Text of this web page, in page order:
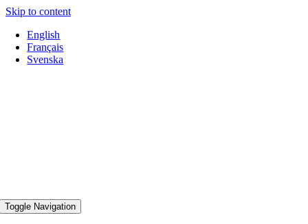
Skip to content
English
Français
Svenska
Toggle Navigation